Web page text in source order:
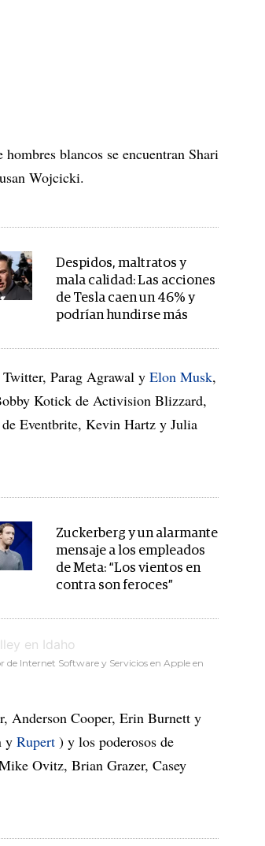
blancos se encuentran Shari
Wojcicki.
Despidos, maltratos y
mala calidad: Las acciones
de Tesla caen un 46% y
podrían hundirse más
Parag Agrawal y Elon Musk,
Kotick de Activision Blizzard,
Eventbrite, Kevin Hartz y Julia
Zuckerberg y un alarmante
mensaje a los empleados
de Meta: “Los vientos en
contra son feroces”
de Internet Software y Servicios en Apple en
Anderson Cooper, Erin Burnett y
y Rupert ) y los poderosos de
Ovitz, Brian Grazer, Casey